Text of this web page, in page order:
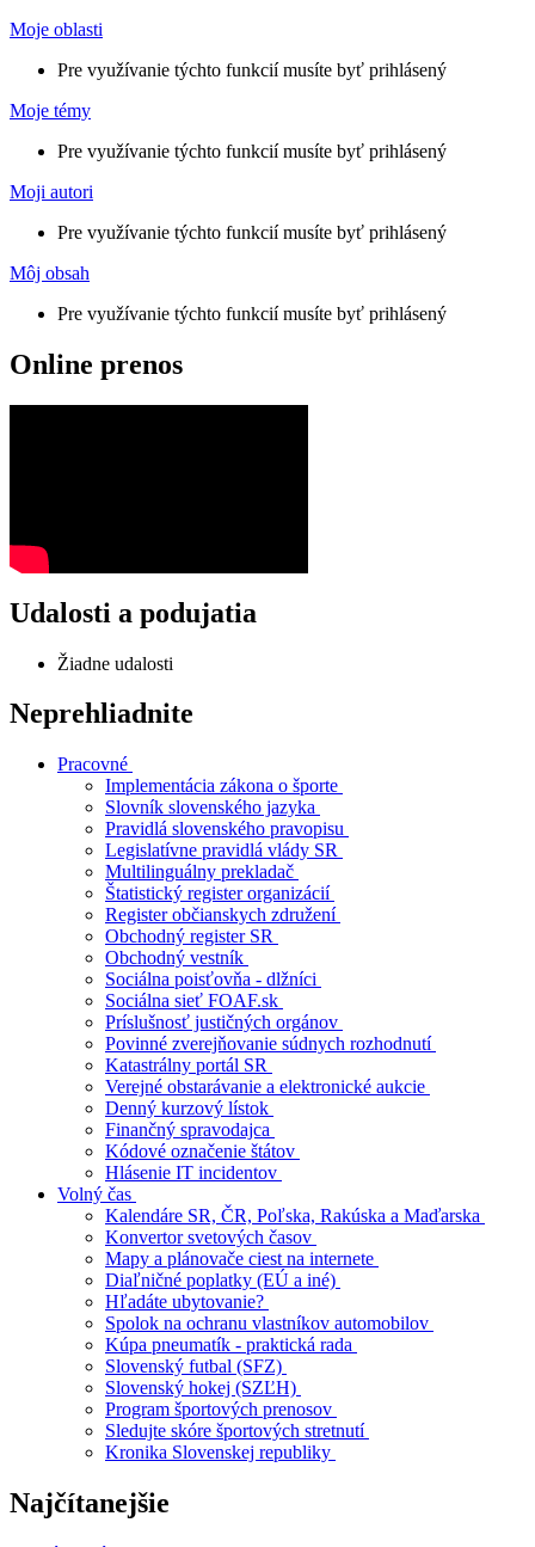
Moje oblasti
Pre využívanie týchto funkcií musíte byť prihlásený
Moje témy
Pre využívanie týchto funkcií musíte byť prihlásený
Moji autori
Pre využívanie týchto funkcií musíte byť prihlásený
Môj obsah
Pre využívanie týchto funkcií musíte byť prihlásený
Online prenos
Udalosti a podujatia
Žiadne udalosti
Neprehliadnite
Pracovné
Implementácia zákona o športe
Slovník slovenského jazyka
Pravidlá slovenského pravopisu
Legislatívne pravidlá vlády SR
Multilinguálny prekladač
Štatistický register organizácií
Register občianskych združení
Obchodný register SR
Obchodný vestník
Sociálna poisťovňa - dlžníci
Sociálna sieť FOAF.sk
Príslušnosť justičných orgánov
Povinné zverejňovanie súdnych rozhodnutí
Katastrálny portál SR
Verejné obstarávanie a elektronické aukcie
Denný kurzový lístok
Finančný spravodajca
Kódové označenie štátov
Hlásenie IT incidentov
Volný čas
Kalendáre SR, ČR, Poľska, Rakúska a Maďarska
Konvertor svetových časov
Mapy a plánovače ciest na internete
Diaľničné poplatky (EÚ a iné)
Hľadáte ubytovanie?
Spolok na ochranu vlastníkov automobilov
Kúpa pneumatík - praktická rada
Slovenský futbal (SFZ)
Slovenský hokej (SZĽH)
Program športových prenosov
Sledujte skóre športových stretnutí
Kronika Slovenskej republiky
Najčítanejšie